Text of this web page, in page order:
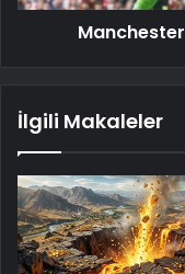
İlgili Makaleler